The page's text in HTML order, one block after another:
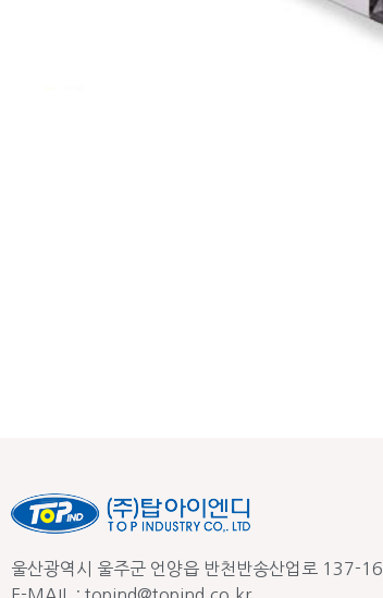
울산광역시 울주군 언양읍 반천반송산업로 137-16